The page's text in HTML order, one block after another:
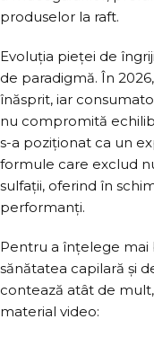
produselor la raft.
Evoluția pieței de
de paradigmă. În
înăsprit, iar
nu compromită
s-a poziționat ca un
formule care exclud
sulfații, oferind în
performanți.
Pentru a înțelege mai
sănătatea capilară și
contează atât de
material video: